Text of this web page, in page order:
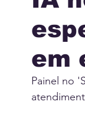
ECONOMIA
em
Painel no